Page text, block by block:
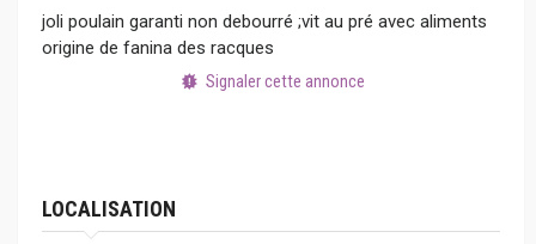
joli poulain garanti non debourré ;vit au pré avec aliments
origine de fanina des racques
Signaler cette annonce
LOCALISATION